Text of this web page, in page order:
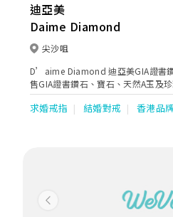
迪亞美
Daime Diamond
尖沙咀
D’aime Diamond 迪亞美GIA證書
售GIA證書鑽石、寶石、天然A玉及
求婚戒指 結婚對戒 香港品
Previous